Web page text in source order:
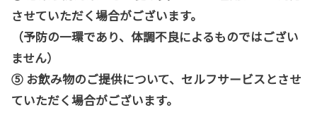
させていただく場合がございます。
（予防の一環であり、体調不良によるものではござい
ません）
⑤ お飲み物のご提供について、セルフサービスとさせ
ていただく場合がございます。